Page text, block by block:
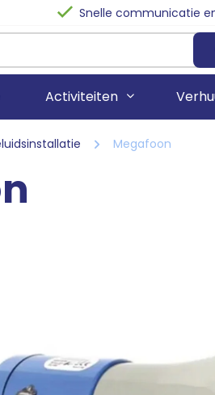
Snelle communicatie
Activiteiten
Biertafels
Statafels
Zitzakken
Kindermeubels
Megafoon